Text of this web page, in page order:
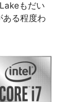
もだい
ある程度わ